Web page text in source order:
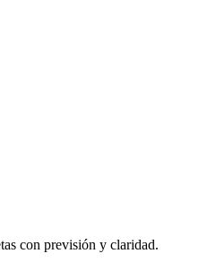
con previsión y claridad.